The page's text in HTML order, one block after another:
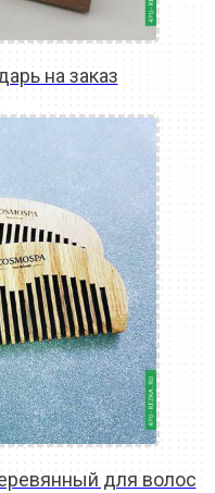
на заказ
для волос